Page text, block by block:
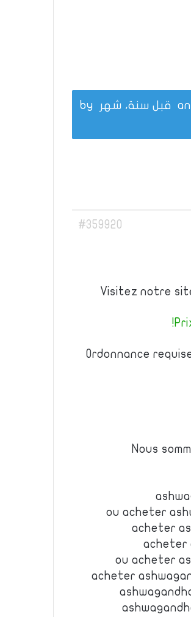
قبل سنة، شهر
#359920
Visitez notre
Ordonnance
Nous
ou acheter
acheter
acheter
ou acheter
acheter